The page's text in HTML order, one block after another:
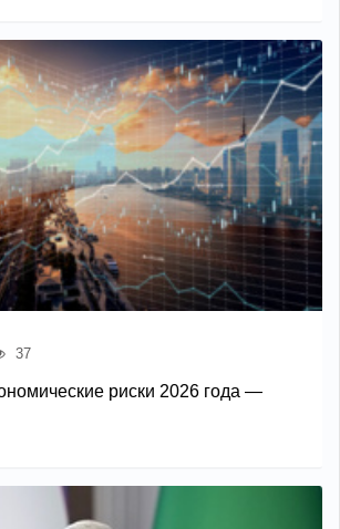
37
риски 2026 года —